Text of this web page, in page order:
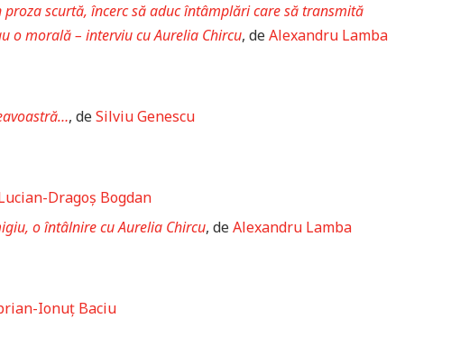
scurtă, încerc să aduc întâmplări care să transmită
o morală – interviu cu Aurelia Chircu, deAlexandru Lamba
, deSilviu Genescu
Dragoș Bogdan
o întâlnire cu Aurelia Chircu, deAlexandru Lamba
Ionuț Baciu